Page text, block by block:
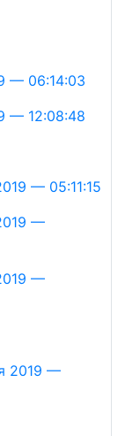
— 06:14:03
— 12:08:48
— 05:11:15
—
—
2019 —